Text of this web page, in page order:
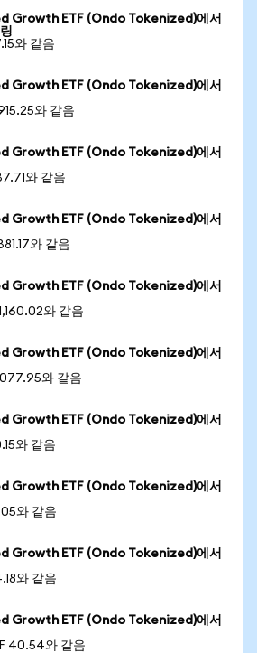
Growth ETF (Ondo Tokenized)에서
와 같음
Growth ETF (Ondo Tokenized)에서
와 같음
Growth ETF (Ondo Tokenized)에서
와 같음
Growth ETF (Ondo Tokenized)에서
와 같음
Growth ETF (Ondo Tokenized)에서
와 같음
Growth ETF (Ondo Tokenized)에서
와 같음
Growth ETF (Ondo Tokenized)에서
와 같음
Growth ETF (Ondo Tokenized)에서
와 같음
Growth ETF (Ondo Tokenized)에서
와 같음
Growth ETF (Ondo Tokenized)에서
40.54와 같음